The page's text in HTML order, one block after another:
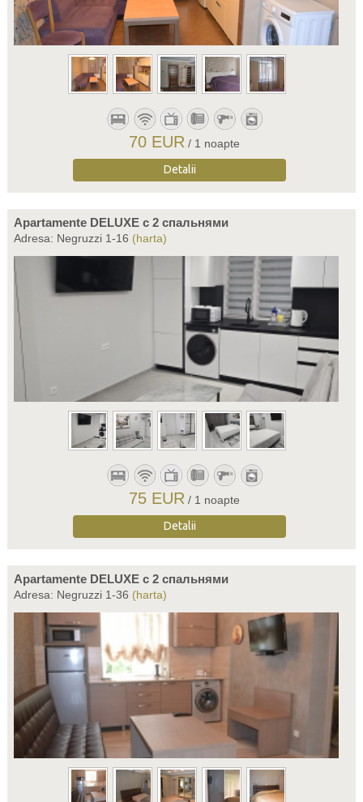
70 EUR / 1 noapte
Detalii
Apartamente DELUXE c 2 спальнями
Adresa: Negruzzi 1-16 (harta)
75 EUR / 1 noapte
Detalii
Apartamente DELUXE c 2 спальнями
Adresa: Negruzzi 1-36 (harta)